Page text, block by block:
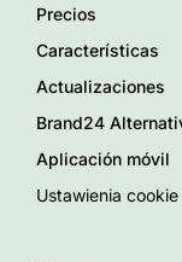
Precios
Características
Actualizaciones
Brand24
Aplicación móvil
Ustawienia cookie